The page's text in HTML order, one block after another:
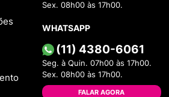
Sex. 08h00 às 17h00.
WHATSAPP
(11) 4380-6061
Seg. à Quin. 07h00 às 17h00.
Sex. 08h00 às 17h00.
FALAR AGORA